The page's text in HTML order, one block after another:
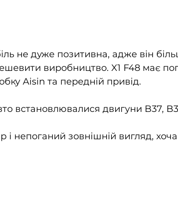
не дуже позитивна, адже він
виробництво. X1 F48 має
Aisin та передній привід.
встановлювалися двигуни B37,
і непоганий зовнішній вигляд,